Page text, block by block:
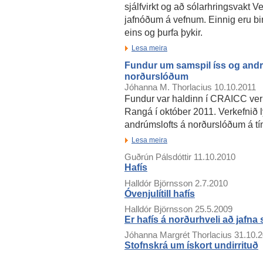
sjálfvirkt og að sólarhringsvakt
jafnóðum á vefnum. Einnig eru
eins og þurfa þykir.
Lesa meira
Fundur um samspil íss og
norðurslóðum
Jóhanna M. Thorlacius 10.10.2011
Fundur var haldinn í CRAICC
Rangá í október 2011. Verkefnið
andrúmslofts á norðurslóðum á
Lesa meira
Guðrún Pálsdóttir 11.10.2010
Hafís
Halldór Björnsson 2.7.2010
Óvenjulítill hafís
Halldór Björnsson 25.5.2009
Er hafís á norðurhveli að jafna
Jóhanna Margrét Thorlacius
Stofnskrá um ískort undirrituð